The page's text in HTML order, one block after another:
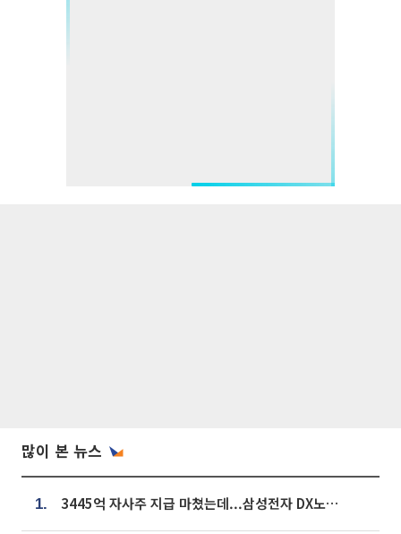
많이 본 뉴스
1. 3445억 자사주 지급 마쳤는데...삼성전자 DX노조, 뒤늦은 '떼쓰기 집회'